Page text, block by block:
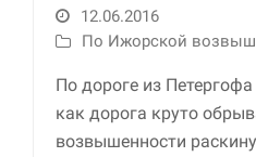
12.06.2016
По Ижорской
По дороге из
как дорога круто
возвышенности